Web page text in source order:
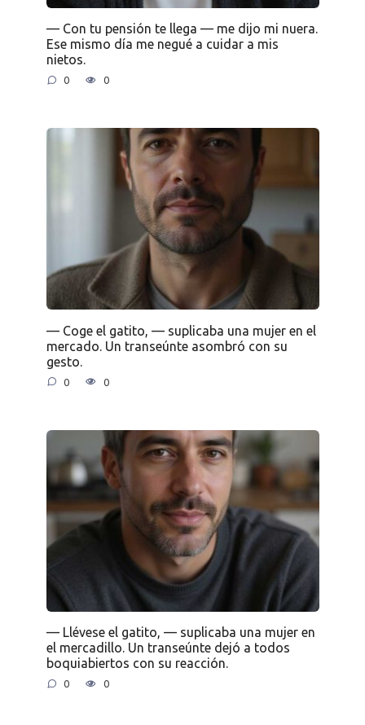
— Con tu pensión te llega — me dijo mi nuera.
Ese mismo día me negué a cuidar a mis
nietos.
0 0
— Coge el gatito, — suplicaba una mujer en el
mercado. Un transeúnte asombró con su
gesto.
0 0
— Llévese el gatito, — suplicaba una mujer en
el mercadillo. Un transeúnte dejó a todos
boquiabiertos con su reacción.
0 0